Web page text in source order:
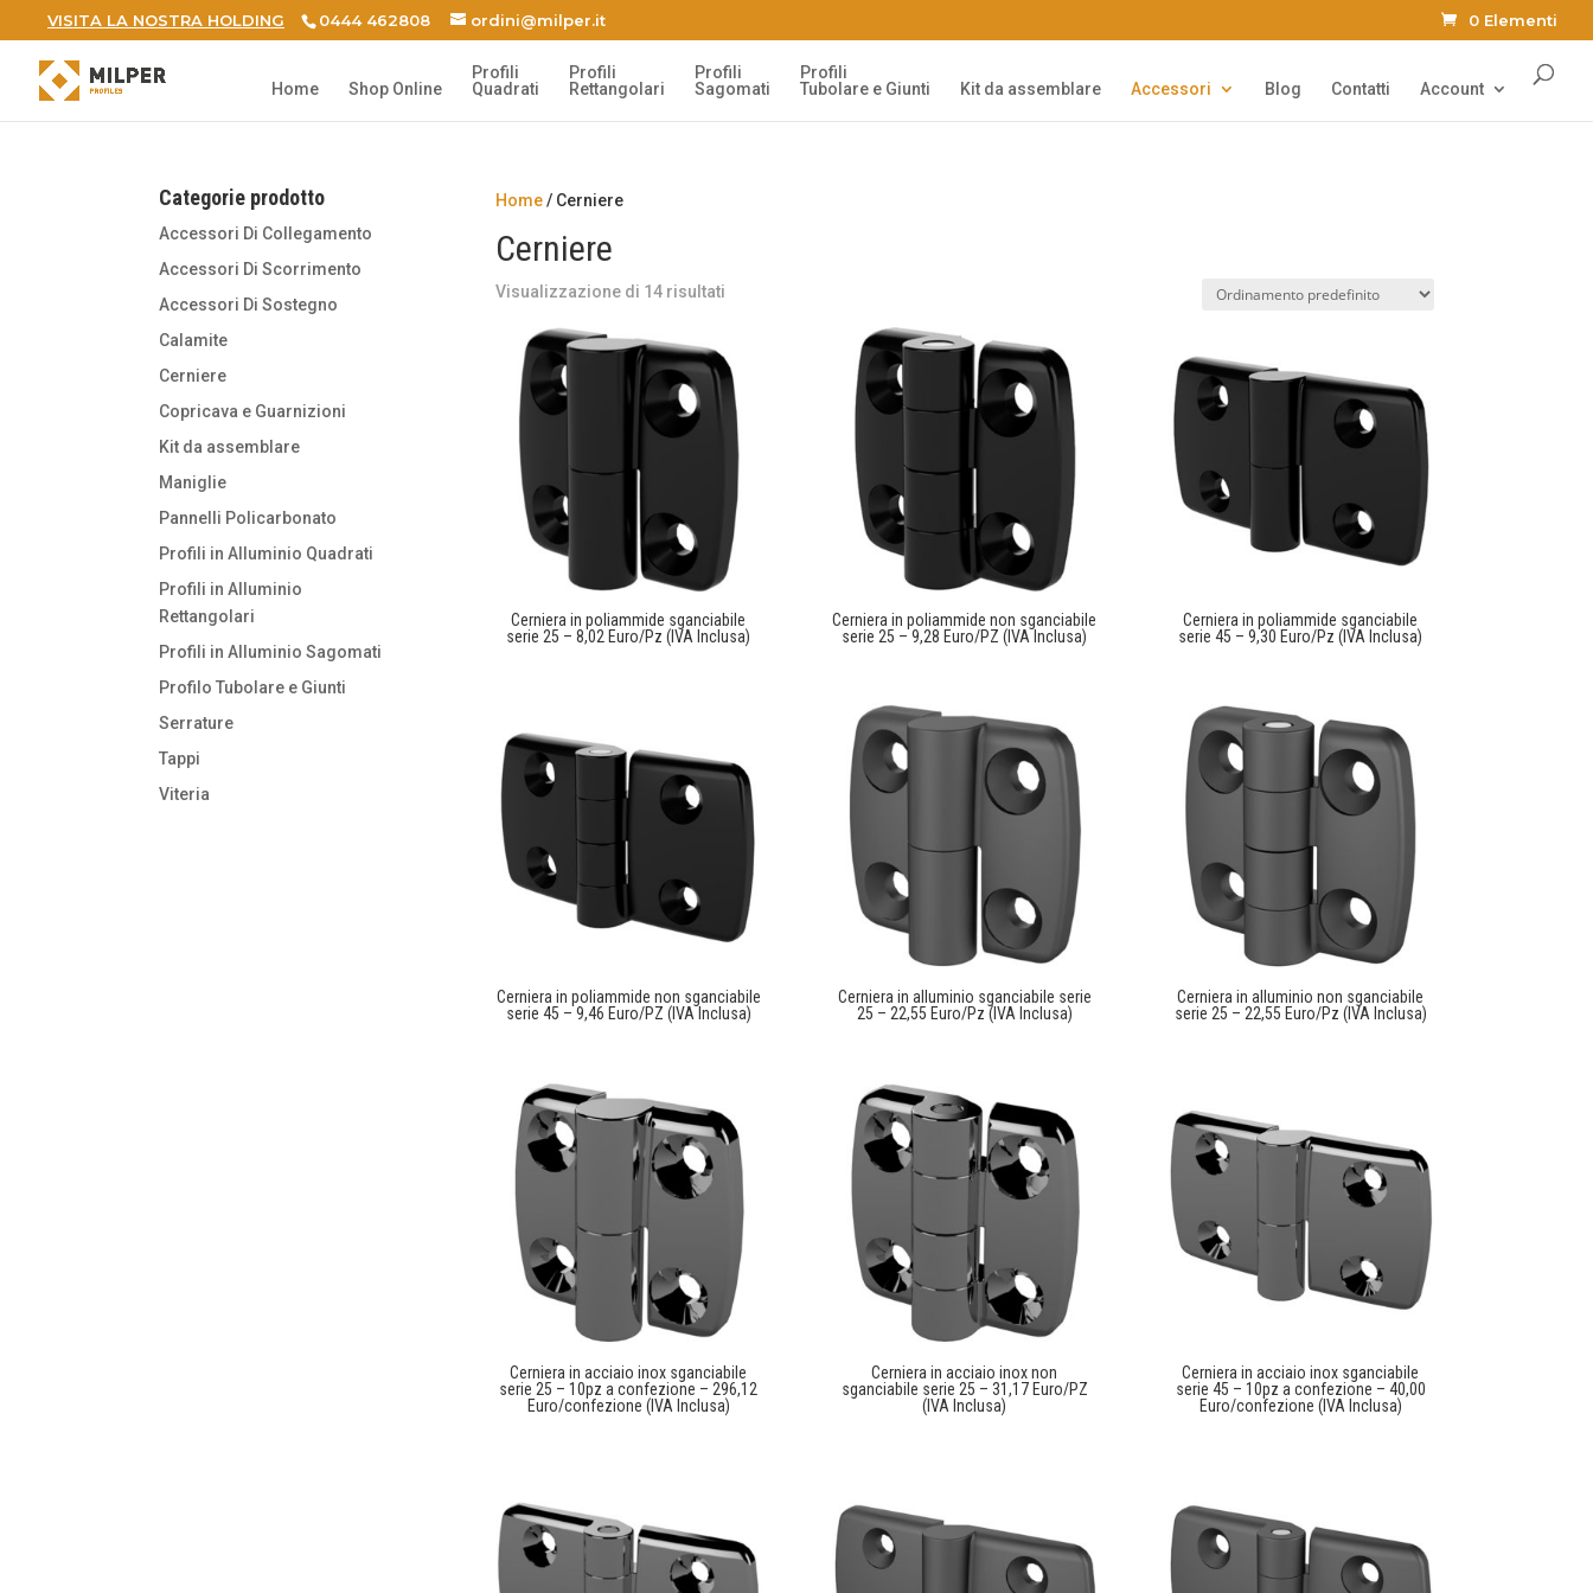
VISITA LA NOSTRA HOLDING 0444 462808 ordini@milper.it 0 Elementi
Home Shop Online
Profili
Quadrati
Profili
Rettangolari
Profili
Sagomati
Profili
Tubolare e Giunti
Kit da assemblare Accessori Blog Contatti Account
Home/ Cerniere
Cerniere
Visualizzazione di 14 risultati
Cerniera in poliammide sganciabile
serie 25 – 8,02 Euro/Pz (IVA Inclusa)
Cerniera in poliammide non sganciabile
serie 25 – 9,28 Euro/PZ (IVA Inclusa)
Cerniera in poliammide sganciabile
serie 45 – 9,30 Euro/Pz (IVA Inclusa)
Cerniera in poliammide non sganciabile
serie 45 – 9,46 Euro/PZ (IVA Inclusa)
Cerniera in alluminio sganciabile serie
25 – 22,55 Euro/Pz (IVA Inclusa)
Cerniera in alluminio non sganciabile
serie 25 – 22,55 Euro/Pz (IVA Inclusa)
Cerniera in acciaio inox sganciabile
serie 25 – 10pz a confezione – 296,12
Euro/confezione (IVA Inclusa)
Cerniera in acciaio inox non
sganciabile serie 25 – 31,17 Euro/PZ
(IVA Inclusa)
Cerniera in acciaio inox sganciabile
serie 45 – 10pz a confezione – 40,00
Euro/confezione (IVA Inclusa)
Categorie prodotto
Accessori Di Collegamento
Accessori Di Scorrimento
Accessori Di Sostegno
Calamite
Cerniere
Copricava e Guarnizioni
Kit da assemblare
Maniglie
Pannelli Policarbonato
Profili in Alluminio Quadrati
Profili in Alluminio
Rettangolari
Profili in Alluminio Sagomati
Profilo Tubolare e Giunti
Serrature
Tappi
Viteria